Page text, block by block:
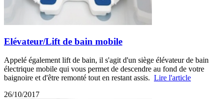
Elévateur/Lift de bain mobile
Appelé également lift de bain, il s'agit d'un siège élévateur de bain
électrique mobile qui vous permet de descendre au fond de votre
baignoire et d'être remonté tout en restant assis. Lire l'article
26/10/2017